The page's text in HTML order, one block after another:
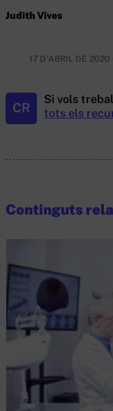
Judith Vives
17 D'ABRIL DE 2020
CR
Si vols
tots els
Continguts